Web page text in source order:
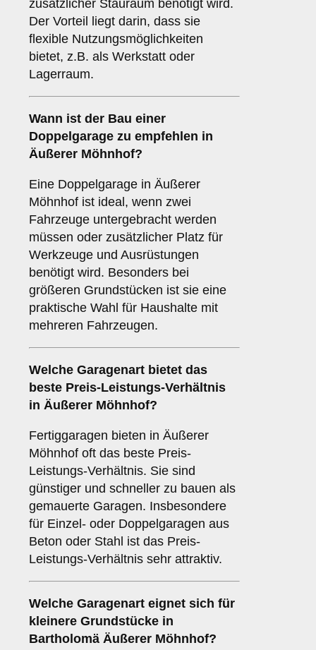
zusätzlicher Stauraum benötigt wird.
Der Vorteil liegt darin, dass sie
flexible Nutzungsmöglichkeiten
bietet, z.B. als Werkstatt oder
Lagerraum.
Wann ist der Bau einer
Doppelgarage zu empfehlen in
Äußerer Möhnhof?
Eine Doppelgarage in Äußerer
Möhnhof ist ideal, wenn zwei
Fahrzeuge untergebracht werden
müssen oder zusätzlicher Platz für
Werkzeuge und Ausrüstungen
benötigt wird. Besonders bei
größeren Grundstücken ist sie eine
praktische Wahl für Haushalte mit
mehreren Fahrzeugen.
Welche Garagenart bietet das
beste Preis-Leistungs-Verhältnis
in Äußerer Möhnhof?
Fertiggaragen bieten in Äußerer
Möhnhof oft das beste Preis-
Leistungs-Verhältnis. Sie sind
günstiger und schneller zu bauen als
gemauerte Garagen. Insbesondere
für Einzel- oder Doppelgaragen aus
Beton oder Stahl ist das Preis-
Leistungs-Verhältnis sehr attraktiv.
Welche Garagenart eignet sich für
kleinere Grundstücke in
Bartholomä Äußerer Möhnhof?